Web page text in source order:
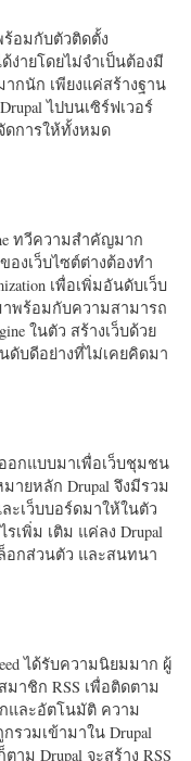
ร้อมกับตัวติดตั้ง
ง่ายโดยไม่จำเป็นต้องมี
กนัก เพียงแค่สร้างฐาน
ไปบนเซิร์ฟเวอร์
ดการให้ทั้งหมด
ทวีความสำคัญมาก
องเว็บไซต์ต่างต้องทำ
เพื่อเพิ่มอันดับเว็บ
าพร้อมกับความสามารถ
ในตัว สร้างเว็บด้วย
ดับดีอย่างที่ไม่เคยคิดมา
อกแบบมาเพื่อเว็บชุมชน
ายหลัก Drupal จึงมีรวม
ะเว็บบอร์ดมาให้ในตัว
เพิ่ม เติม แค่ลง Drupal
อกส่วนตัว และสนทนา
ได้รับความนิยมมาก ผู้
าชิก RSS เพื่อติดตาม
และอัตโนมัติ ความ
รวมเข้ามาใน Drupal
ม Drupal จะสร้าง RSS